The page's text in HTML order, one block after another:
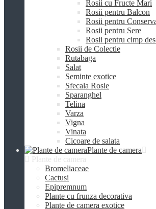
Rosii cu Fructe Mari
Rosii pentru Balcon
Rosii pentru
Rosii pentru Sere
Rosii pentru cimp
Rosii de Colectie
Rutabaga
Salat
Seminte exotice
Sfecala Rosie
Sparanghel
Telina
Varza
Vigna
Vinata
Сicoare de salata
Plante de camera
Plante de camera
Bromeliaceae
Cactusi
Epipremnum
Plante cu frunza decorativa
Plante de camera exotice